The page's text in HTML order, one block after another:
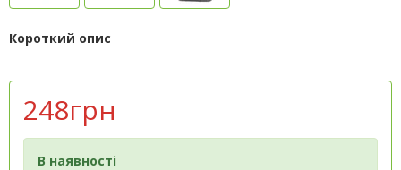
Короткий опис
248грн
В наявності